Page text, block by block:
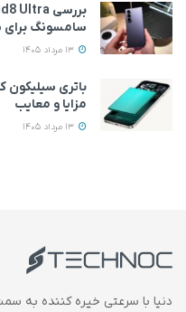
سامسونگ برای سال
باتری
مزایا و معایب
دنیا با سرعتی خیره کننده به